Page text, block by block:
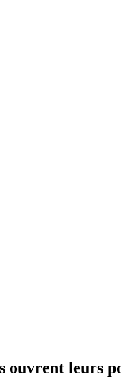
ouvrent leurs